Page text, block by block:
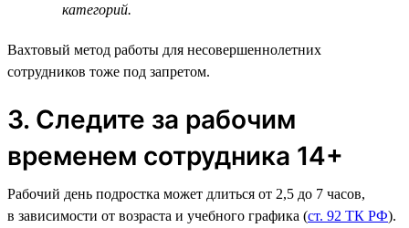
категорий.
Вахтовый метод работы для несовершеннолетних
сотрудников тоже под запретом.
3. Следите за рабочим
временем сотрудника 14+
Рабочий день подростка может длиться от 2,5 до 7 часов,
в зависимости от возраста и учебного графика (ст. 92 ТК РФ).